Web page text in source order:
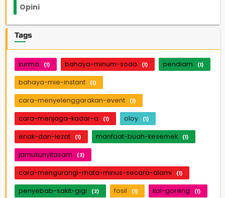
Opini
Tags
kurma (1) bahaya-minum-soda (1) pendiam (1)
bahaya-mie-instant (1)
cara-menyelenggarakan-event (1)
cara-menjaga-kadar-a (1) oloy (1)
enak-dan-lezat (1) manfaat-buah-kesemek (1)
jamukunyitasam (3)
cara-mengurangi-mata-minus-secara-alami (1)
penyebab-sakit-gigi (2) fosil (1) kol-goreng (1)